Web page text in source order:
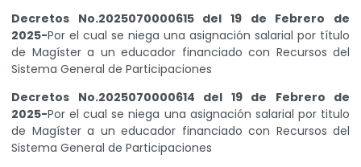
Decretos No.2025070000615 del 19 de Febrero de
2025-Por el cual se niega una asignación salarial por título
de Magíster a un educador financiado con Recursos del
Sistema General de Participaciones
Decretos No.2025070000614 del 19 de Febrero de
2025-Por el cual se niega una asignación salarial por titulo
de Magíster a un educador financiado con Recursos del
Sistema General de Participaciones